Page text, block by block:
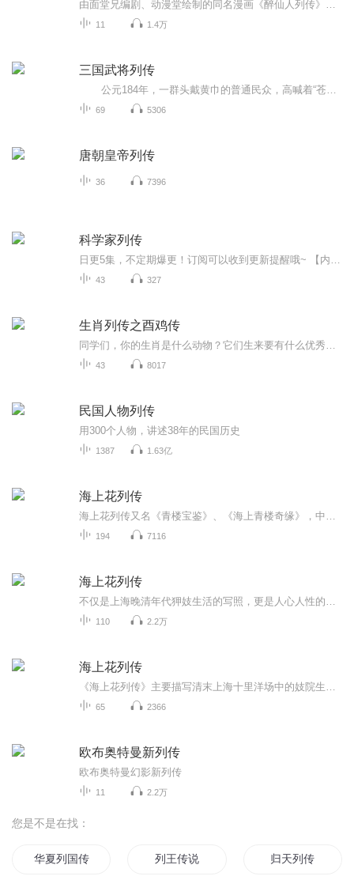
11 1.4万
三国武将列传
69 5306
唐朝皇帝列传
36 7396
科学家列传
43 327
生肖列传之酉鸡传
43 8017
民国人物列传
用300个人物，讲述38年的民国历史
1387 1.63亿
海上花列传
194 7116
海上花列传
110 2.2万
海上花列传
65 2366
欧布奥特曼新列传
欧布奥特曼幻影新列传
11 2.2万
您是不是在找：
华夏列国传 列王传说 归天列传